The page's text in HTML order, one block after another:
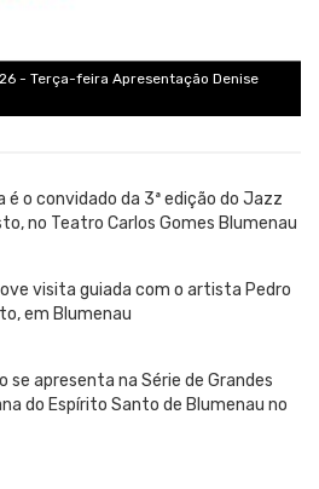
- Terça-feira Apresentação Denise
é o convidado da 3ª edição do Jazz
no Teatro Carlos Gomes Blumenau
visita guiada com o artista Pedro
em Blumenau
se apresenta na Série de Grandes
do Espírito Santo de Blumenau no